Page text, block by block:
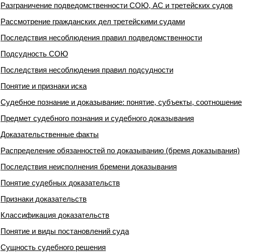
Разграничение подведомственности СОЮ, АС и третейских судов
Рассмотрение гражданских дел третейскими судами
Последствия несоблюдения правил подведомственности
Подсудность СОЮ
Последствия несоблюдения правил подсудности
Понятие и признаки иска
Судебное познание и доказывание: понятие, субъекты, соотношение
Предмет судебного познания и судебного доказывания
Доказательственные факты
Распределение обязанностей по доказыванию (бремя доказывания)
Последствия неисполнения бремени доказывания
Понятие судебных доказательств
Признаки доказательств
Классификация доказательств
Понятие и виды постановлений суда
Сущность судебного решения